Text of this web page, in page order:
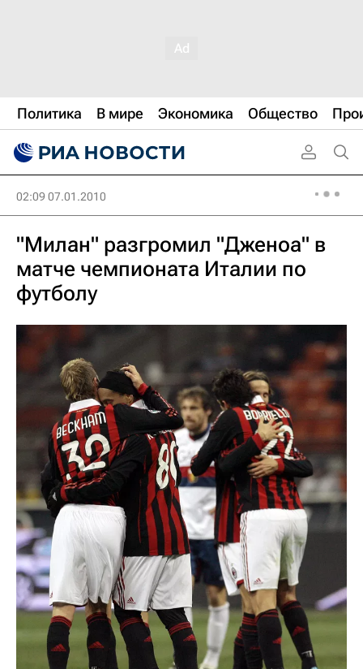
Политика В мире Экономика Общество
02:09 07.01.2010
"Милан" разгромил "Дженоа" в
матче чемпионата Италии по
футболу